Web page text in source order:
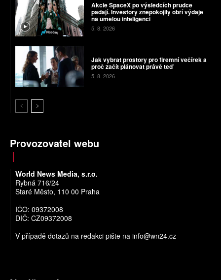
Akcie SpaceX po výsledcích prudce
padají. Investory znepokojily obří výdaje
na umělou inteligenci
5. 8. 2026
Jak vybrat prostory pro firemní večírek a
proč začít plánovat právě teď
5. 8. 2026
Provozovatel webu
World News Media, s.r.o.
Rybná 716/24
Staré Město, 110 00 Praha
IČO: 09372008
DIČ: CZ09372008
V případě dotazů na redakci pište na info@wn24.cz